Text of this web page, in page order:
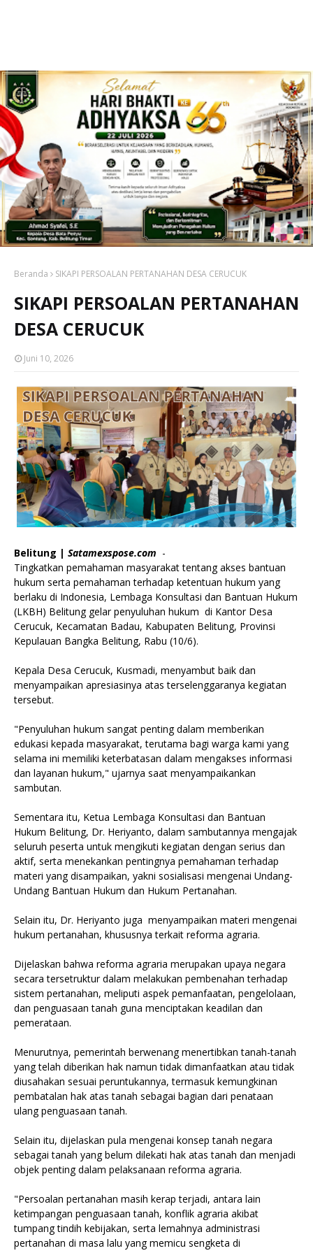
Beranda SIKAPI PERSOALAN PERTANAHAN DESA CERUCUK
SIKAPI PERSOALAN PERTANAHAN
DESA CERUCUK
Juni 10, 2026
Belitung | Satamexspose.com -
‎Tingkatkan pemahaman masyarakat tentang akses bantuan
hukum serta pemahaman terhadap ketentuan hukum yang
berlaku di Indonesia, Lembaga Konsultasi dan Bantuan Hukum
(LKBH) Belitung gelar penyuluhan hukum di Kantor Desa
Cerucuk, Kecamatan Badau, Kabupaten Belitung, Provinsi
Kepulauan Bangka Belitung, Rabu (10/6).
‎Kepala Desa Cerucuk, Kusmadi, menyambut baik dan
menyampaikan apresiasinya atas terselenggaranya kegiatan
tersebut.
‎"Penyuluhan hukum sangat penting dalam memberikan
edukasi kepada masyarakat, terutama bagi warga kami yang
selama ini memiliki keterbatasan dalam mengakses informasi
dan layanan hukum," ujarnya saat menyampaikankan
sambutan.
‎Sementara itu, Ketua Lembaga Konsultasi dan Bantuan
Hukum Belitung, Dr. Heriyanto, dalam sambutannya mengajak
seluruh peserta untuk mengikuti kegiatan dengan serius dan
aktif, serta menekankan pentingnya pemahaman terhadap
materi yang disampaikan, yakni sosialisasi mengenai Undang-
Undang Bantuan Hukum dan Hukum Pertanahan.
‎Selain itu, Dr. Heriyanto juga menyampaikan materi mengenai
hukum pertanahan, khususnya terkait reforma agraria.
‎Dijelaskan bahwa reforma agraria merupakan upaya negara
secara tersetruktur dalam melakukan pembenahan terhadap
sistem pertanahan, meliputi aspek pemanfaatan, pengelolaan,
dan penguasaan tanah guna menciptakan keadilan dan
pemerataan.
‎Menurutnya, pemerintah berwenang menertibkan tanah-tanah
yang telah diberikan hak namun tidak dimanfaatkan atau tidak
diusahakan sesuai peruntukannya, termasuk kemungkinan
pembatalan hak atas tanah sebagai bagian dari penataan
ulang penguasaan tanah.
‎Selain itu, dijelaskan pula mengenai konsep tanah negara
sebagai tanah yang belum dilekati hak atas tanah dan menjadi
objek penting dalam pelaksanaan reforma agraria.
‎"Persoalan pertanahan masih kerap terjadi, antara lain
ketimpangan penguasaan tanah, konflik agraria akibat
tumpang tindih kebijakan, serta lemahnya administrasi
pertanahan di masa lalu yang memicu sengketa di